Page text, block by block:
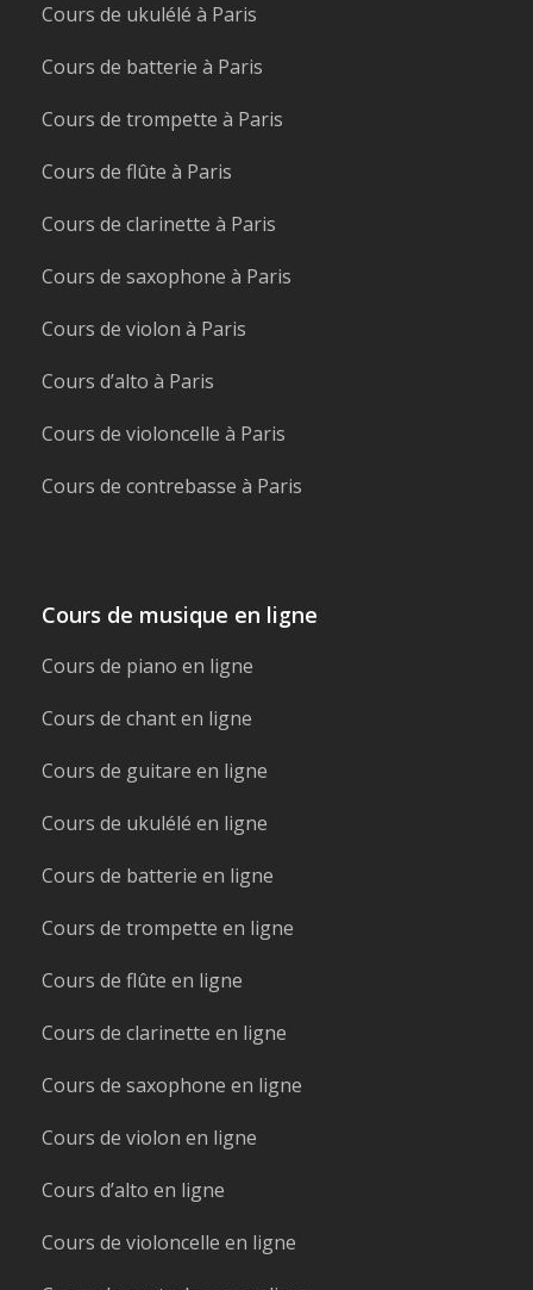
Cours de ukulélé à Paris
Cours de batterie à Paris
Cours de trompette à Paris
Cours de flûte à Paris
Cours de clarinette à Paris
Cours de saxophone à Paris
Cours de violon à Paris
Cours d’alto à Paris
Cours de violoncelle à Paris
Cours de contrebasse à Paris
Cours de musique en ligne
Cours de piano en ligne
Cours de chant en ligne
Cours de guitare en ligne
Cours de ukulélé en ligne
Cours de batterie en ligne
Cours de trompette en ligne
Cours de flûte en ligne
Cours de clarinette en ligne
Cours de saxophone en ligne
Cours de violon en ligne
Cours d’alto en ligne
Cours de violoncelle en ligne